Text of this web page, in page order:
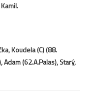
Koudela (C) (88.
Adam (62.A.Palas), Starý,